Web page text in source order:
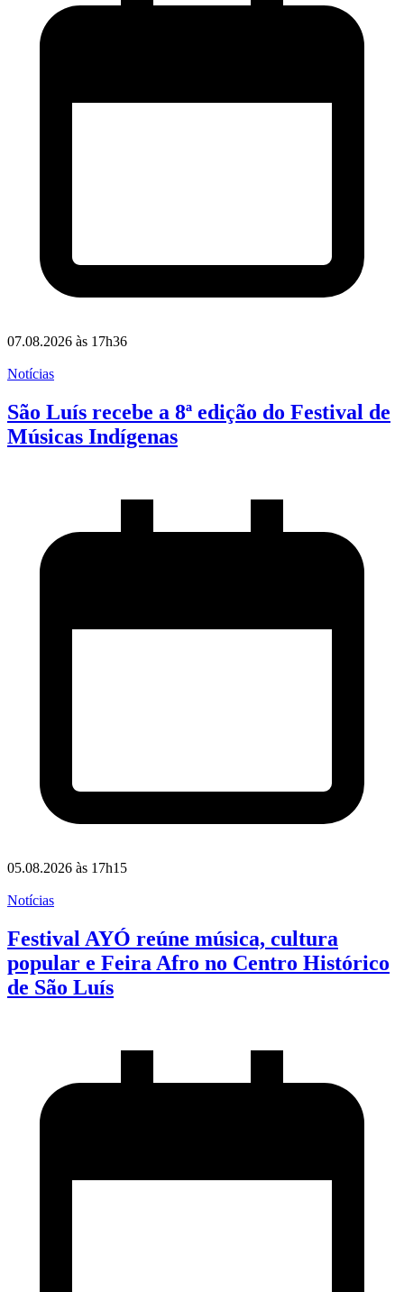
07.08.2026 às 17h36
Notícias
São Luís recebe a 8ª edição do Festival de
Músicas Indígenas
05.08.2026 às 17h15
Notícias
Festival AYÓ reúne música, cultura
popular e Feira Afro no Centro Histórico
de São Luís